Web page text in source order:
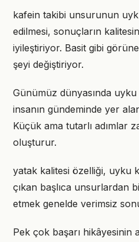
kafein takibi unsurunun
edilmesi, sonuçların
iyileştiriyor. Basit gibi
şeyi değiştiriyor.
Günümüz dünyasında
insanın gündeminde yer
Küçük ama tutarlı adımlar
oluşturur.
yatak kalitesi özelliği, uyku
çıkan başlıca unsurlardan
etmek genelde verimsiz
Pek çok başarı hikâyesinin